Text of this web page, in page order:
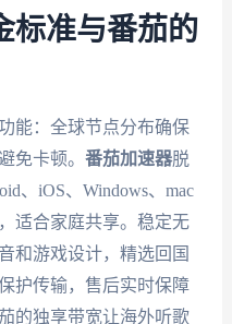
标准与番茄的
能：全球节点分布确保
免卡顿。 番茄加速器脱
、iOS、Windows、mac
适合家庭共享。稳定无
和游戏设计，精选回国
护传输，售后实时保障
的独享带宽让海外听歌